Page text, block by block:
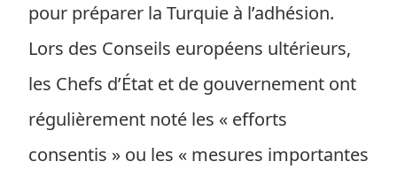
pour préparer la Turquie à l’adhésion.
Lors des Conseils européens ultérieurs,
les Chefs d’État et de gouvernement ont
régulièrement noté les « efforts
consentis » ou les « mesures importantes